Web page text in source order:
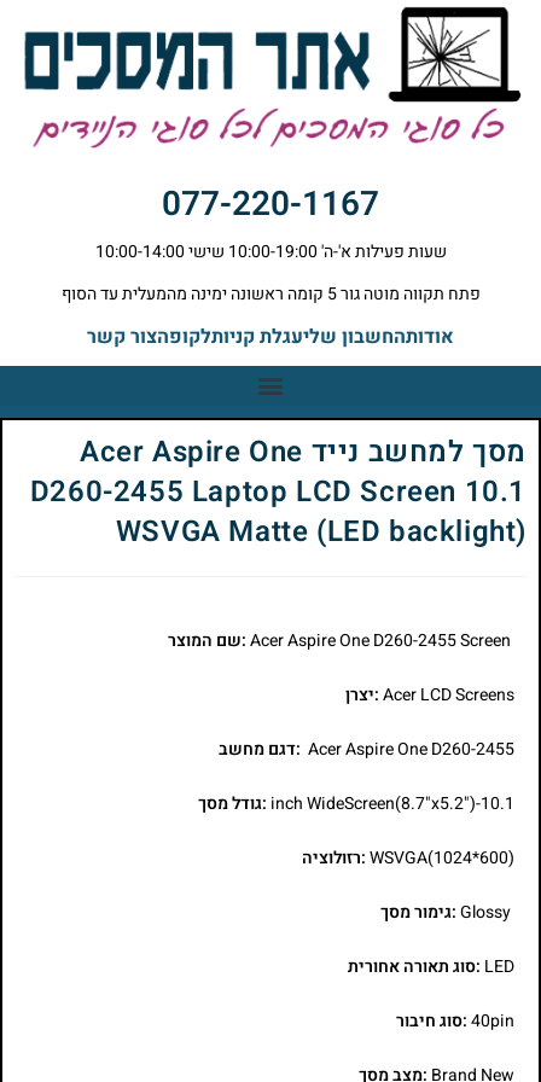
077-220-1167
שעות פעילות א'-ה' 10:00-19:00 שישי 10:00-14:00
פתח תקווה מוטה גור 5 קומה ראשונה ימינה מהמעלית עד הסוף
אודותהחשבון שליעגלת קניותלקופהצור קשר
מסך למחשב נייד Acer Aspire One
D260-2455 Laptop LCD Screen 10.1
WSVGA Matte (LED backlight)
:שם המוצר
Acer LCD Screens:יצרן
Acer Aspire One D260-2455 :דגם מחשב
10.1-inch WideScreen(8.7"x5.2") :גודל מסך
WSVGA(1024*600):רזולוציה
Glossy:גימור מסך
LED :סוג תאורה אחורית
40pin:סוג חיבור
Brand New :מצב מסך